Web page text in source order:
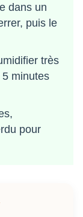
dans un
puis le
très
minutes
pour